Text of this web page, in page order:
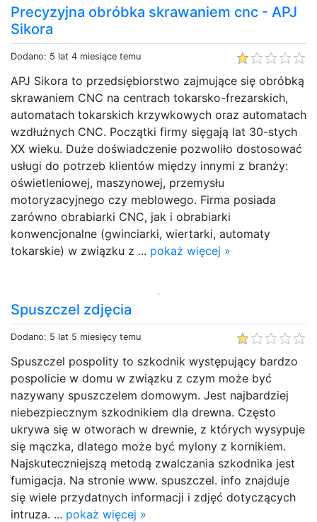
Precyzyjna obróbka skrawaniem cnc - APJ
Sikora
Dodano: 5 lat 4 miesiące temu
APJ Sikora to przedsiębiorstwo zajmujące się obróbką
skrawaniem CNC na centrach tokarsko-frezarskich,
automatach tokarskich krzywkowych oraz automatach
wzdłużnych CNC. Początki firmy sięgają lat 30-stych
XX wieku. Duże doświadczenie pozwoliło dostosować
usługi do potrzeb klientów między innymi z branży:
oświetleniowej, maszynowej, przemysłu
motoryzacyjnego czy meblowego. Firma posiada
zarówno obrabiarki CNC, jak i obrabiarki
konwencjonalne (gwinciarki, wiertarki, automaty
tokarskie) w związku z ... pokaż więcej »
Spuszczel zdjęcia
Dodano: 5 lat 5 miesięcy temu
Spuszczel pospolity to szkodnik występujący bardzo
pospolicie w domu w związku z czym może być
nazywany spuszczelem domowym. Jest najbardziej
niebezpiecznym szkodnikiem dla drewna. Często
ukrywa się w otworach w drewnie, z których wysypuje
się mączka, dlatego może być mylony z kornikiem.
Najskuteczniejszą metodą zwalczania szkodnika jest
fumigacja. Na stronie www. spuszczel. info znajduje
się wiele przydatnych informacji i zdjęć dotyczących
intruza. ... pokaż więcej »